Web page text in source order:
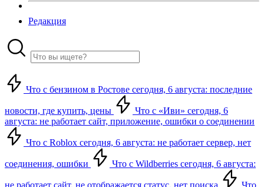
Редакция
Что с бензином в Ростове сегодня, 6 августа: последние
новости, где купить, цены
Что с «Иви» сегодня, 6
августа: не работает сайт, приложение, ошибки о соединении
Что с Roblox сегодня, 6 августа: не работает сервер, нет
соединения, ошибки Что с Wildberries сегодня, 6 августа:
не работает сайт, не отображается статус, нет поиска
Что